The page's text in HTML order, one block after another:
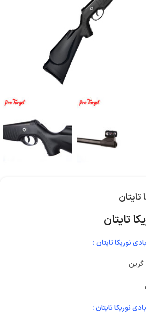
تایتان
نوریکا تایتان :
نوریکا تایتان :